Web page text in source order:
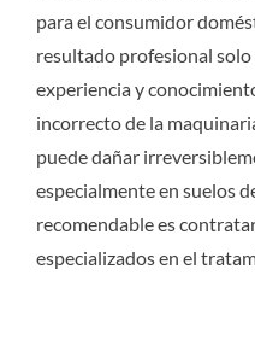
para el consumidor
resultado profesional
experiencia y
incorrecto de la
puede dañar
especialmente en suelos
recomendable es
especializados en el